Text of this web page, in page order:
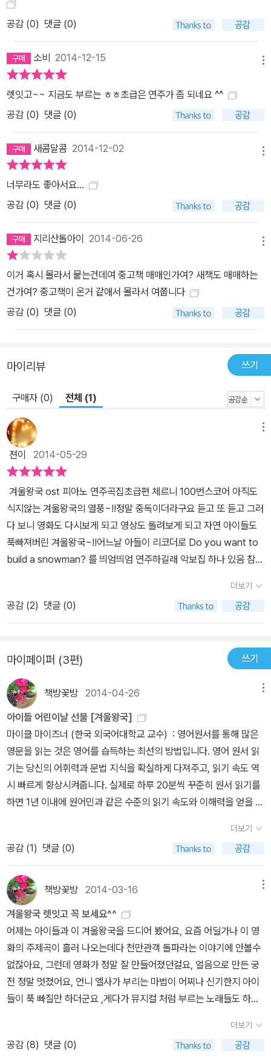
공감 (0) 댓글 (0)
소비 2014-12-15
렛잇고~~ 지금도 부르는 ㅎㅎ초급은 연주가 좀 되네요 ^^
공감 (0) 댓글 (0)
새콤달콤 2014-12-02
너무라도 좋아서요...
공감 (0) 댓글 (0)
지리산돌아이 2014-06-26
이거 혹시 몰라서 뭍는건데여 중고책 매매인가여? 새책도 매매하는
건가여? 중고책이 온거 같애서 몰라서 여쭙니다
공감 (0) 댓글 (0)
마이리뷰 쓰기
구매자 (0) 전체 (1)
젼이 2014-05-29
겨울왕국 ost 피아노 연주곡집초급편 체르니 100번스코어 아직도
식지않는 겨울왕국의 열풍~!!정말 중독이더라구요 듣고 또 듣고 그러
다 보니 영화도 다시보게 되고 영상도 돌려보게 되고 자연 아이들도
푹빠져버린 겨울왕국~!!어느날 아들이 리코더로 Do you want to
build a snowman? 를 띄엄띄엄 연주하길래 악보집 하나 있음 참
벗스쿨에서 나온 초등학생을 위한 잉글리시 겨울왕국도 너무 잘 보고
빠졌던터라 ㅎㅎ 요것역시 아들의 맘을 사로잡을꺼같았다죠^^ 정말
아기자기 꾸며놨더라구요 ㅋ 초급자용인지라 처음 피아노를 시작하
면 참 좋을 악보집이였어요 저희 아들은 피아노를 잠깐 배우고 잠시
중단한터라 자기는 리코더로 연주할꺼라며 맹연습을 했는데요 ㅋ
ㅋ 부는 악기를 좋아하는편이라 리코더도 곧잘해서 잘하더라구요 ㅋ
ㅋ Do you want to build a snowman? 거의 완벽하게 연습했다
죠 다음엔 Let it go 에 도전장을 던졌는데 ㅋㅋ 찬찬히 연습하면 할
수 있을꺼같다고 하네요 일단 이책은 피아노를 배우는 친구들에게
큰 인기를 끌었는데요 학교가져갔더니 인기를 실감했다는군요 ㅋㅋ
한번 쳐보고싶은 친구들의 유혹~~!! 아이들이 좋아할만한 스티커도
160개가 담겨 있구요 짧게나마 무비스토리도 있어 읽는 재미와 영화
속있는 종합선물같았어요 가격대비 참 실용적이고 알찬 <겨울왕국
ost 피아노 연주곡집>이란 생각이 들었다죠^^피아노가 굳이 아니더
라도 노래를 좋아하는 친구도 좋고 다양한 악기로도 얼마든지 활용할
수 있기 때문에 겨울왕국의 열풍을 이어갈 수 있는 좋은 선물이 될꺼
같아요^^ 악보집 하나 있음 참 좋겠다란 바램이 요리 이쁘게 나와있
을줄이야^^좋아하는 곡도 연주하고 예쁜 스티커도 붙여보고^^가사로
영어도 재미있고 쉽게 다시한번 만나보고~!!(초급자용을 선택했는데
요 중급자용도 있으니 참고하세요^^)한동안 또 홀릭할꺼같아요
더보기
공감 (2) 댓글 (0)
마이페이퍼 (3편) 쓰기
책방꽃방 2014-04-26
아이들 어린이날 선물 [겨울왕국]
마이클 마이즈너 (한국 외국어대학교 교수) : 영어원서를 통해 많은
영문을 읽는 것은 영어를 습득하는 최선의 방법입니다. 영어 원서 읽
기는 당신의 어휘력과 문법 지식을 확실하게 다져주고, 읽기 속도 역
시 빠르게 향상시켜줍니다. 실제로 하루 20분씩 꾸준히 원서 읽기를
하면 1년 이내에 원어민과 같은 수준의 읽기 속도와 이해력을 얻을 수
Choose to read what you like), 내 영어 실력보다 조금 쉬운(Ea
sy = Read comfortably at or below your level), 영어원서(B
ooks = A long story so you can love the characters and ca
re about their lives.)를 매일 꾸준히(20-30 minutes EVERY D
AY) 읽는 것입니다. 이 책은 위와 같은 요소를 완벽하게 충족시키는
책입니다. 남녀노소 누구나 좋아하는 세계적인 베스트셀러를 한국인
의 영어 실력 향상을 위해 치밀하게 고안했기 때문이지요. 이 책을 통
해 원서 읽기의 재미와 영어 실력의 향상을 맛볼 수 있으리라 확신합
니다. 디즈니 애니메이션 [겨울왕국]의 아름다운 장면들과 함께 심장
을 울리게 했던 감성적인 음악들을 수록한 피아노 연주곡집이다. 국
내 독점으로 사용된 영화 스틸 컷과 클래스가 다른 편곡은 사용자의
눈과 귀를 더욱 즐겁게 해 줄 것이며, 피아노 기초과정에 맞게 편곡된
초급편(Easy)은 바이엘에서부터 체르니100번 수준까지 연주가 가
더보기
공감 (1) 댓글 (0)
책방꽃방 2014-03-16
겨울왕국 렛잇고 꼭 보세요^^
어제는 아이들과 이 겨울왕국을 드디어 봤어요, 요즘 어딜가나 이 영
화의 주제곡이 흘러 나오는데다 천만관객 돌파라는 이야기에 안볼수
없잖아요, 그런데 영화가 정말 잘 만들어졌던걸요, 얼음으로 만든 궁
전 정말 멋졌어요, 언니 엘사가 부리는 마법이 어찌나 신기한지 아이
들이 푹 빠질만 하더군요 ,게다가 뮤지컬 처럼 부르는 노래들도 하나
캐릭터도 참 재밌고 울라프라는 눈사람 캐릭터도 귀여웠어요 ,아이들
이 이 영화속 주인공들을 좋아할만 하더라구요, 저도 푹 빠졌으니깐!
더보기
공감 (8) 댓글 (0)